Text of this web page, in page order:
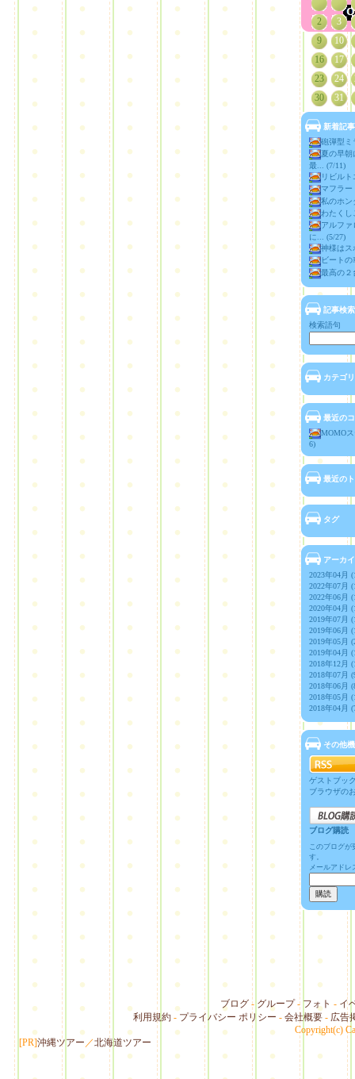
2
3
9
10
16
17
23
24
30
31
新着記事
砲弾型ミ
夏の早朝
最... (7/11)
リビルト
マフラー
私のホン
わたくし
アルファ
に... (5/27)
神様はス
ビートの
最高の２
記事検索
検索語句
カテゴリ
最近の
MOMO
6)
最近の
タグ
アーカ
2023年04月
2022年07月
2022年06月
2020年04月
2019年07月
2019年06月
2019年05月
2019年04月
2018年12月
2018年07月
2018年06月
2018年05月
2018年04月
その他
ゲストブッ
ブラウザの
ブログ購読
このブログが
す。
メールアドレ
ブログ - グループ- フォト - イ
利用規約- プライバシー ポリシー - 会社概要- 広告
Copyright(c)
[PR]沖縄ツアー ／北海道ツアー